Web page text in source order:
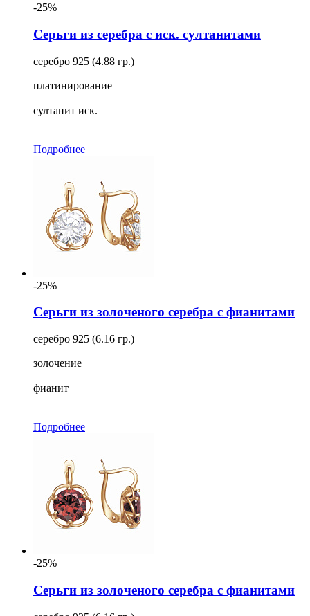
-25%
Серьги из серебра с иск. султанитами
серебро 925 (4.88 гр.)
платинирование
султанит иск.
Подробнее
-25%
Серьги из золоченого серебра с фианитами
серебро 925 (6.16 гр.)
золочение
фианит
Подробнее
-25%
Серьги из золоченого серебра с фианитами